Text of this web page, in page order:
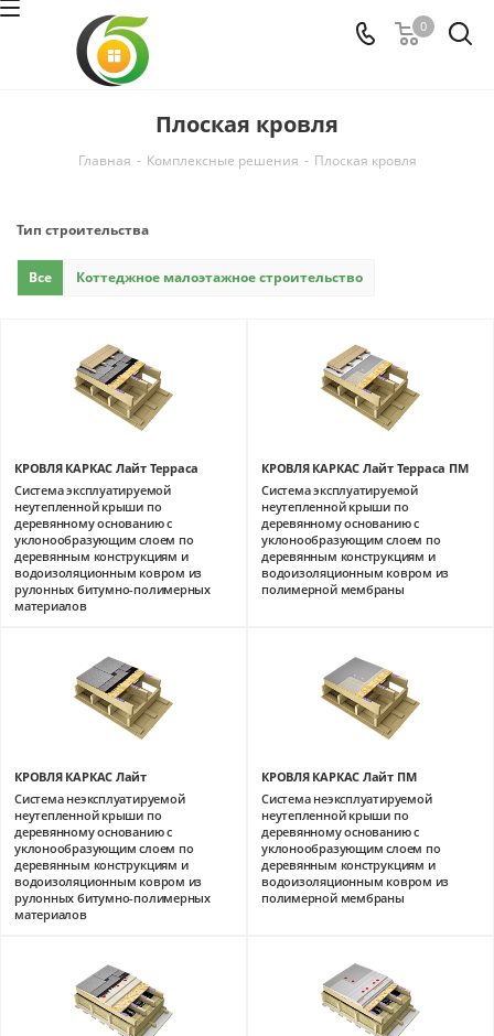
0
Плоская кровля
Главная - Комплексные решения - Плоская кровля
Тип строительства
Все Коттеджное малоэтажное строительство
КРОВЛЯ КАРКАС Лайт Терраса
Система эксплуатируемой
неутепленной крыши по
деревянному основанию с
уклонообразующим слоем по
деревянным конструкциям и
водоизоляционным ковром из
рулонных битумно-полимерных
материалов
КРОВЛЯ КАРКАС Лайт Терраса ПМ
Система эксплуатируемой
неутепленной крыши по
деревянному основанию с
уклонообразующим слоем по
деревянным конструкциям и
водоизоляционным ковром из
полимерной мембраны
КРОВЛЯ КАРКАС Лайт
Система неэксплуатируемой
неутепленной крыши по
деревянному основанию с
уклонообразующим слоем по
деревянным конструкциям и
водоизоляционным ковром из
рулонных битумно-полимерных
материалов
КРОВЛЯ КАРКАС Лайт ПМ
Система неэксплуатируемой
неутепленной крыши по
деревянному основанию с
уклонообразующим слоем по
деревянным конструкциям и
водоизоляционным ковром из
полимерной мембраны